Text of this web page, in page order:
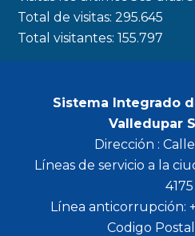
m
Total de visitas:295.645
Total visitantes:155.797
Sistema Integrado
Valledupar
Dirección :
Líneas de servicio a la
4175
Línea anticorrupción:
Codigo